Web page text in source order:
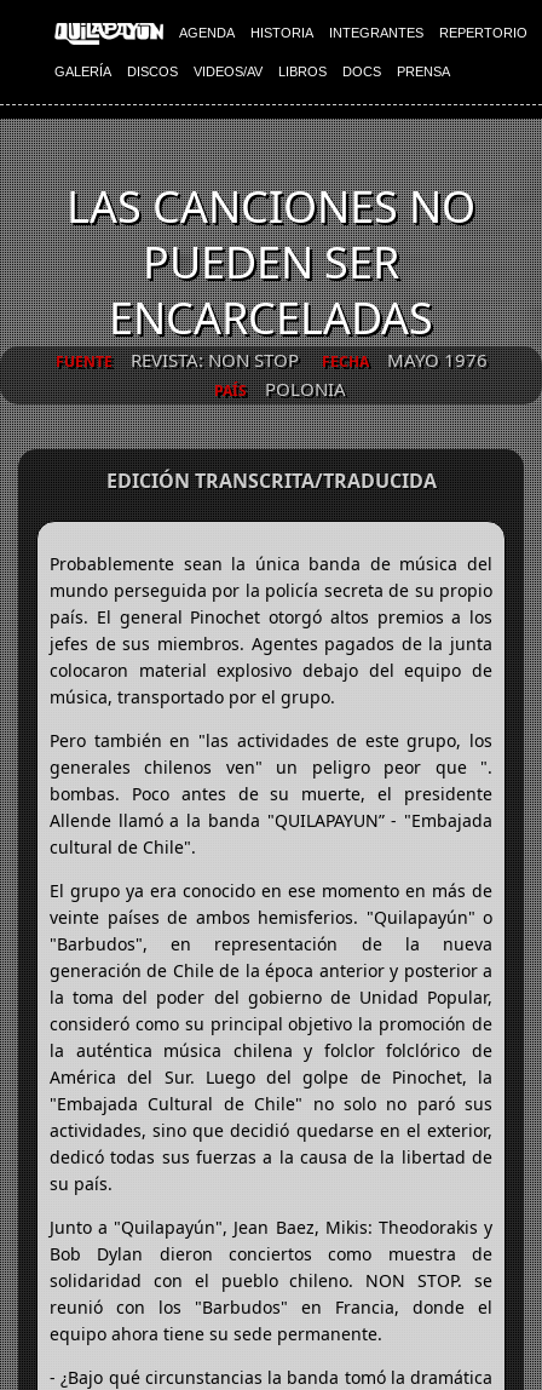
AGENDA HISTORIA INTEGRANTES REPERTORIO
GALERÍA DISCOS VIDEOS/AV LIBROS DOCS PRENSA
LAS CANCIONES NO
PUEDEN SER
ENCARCELADAS
FUENTE REVISTA: NON STOP FECHA MAYO 1976
PAÍS POLONIA
EDICIÓN TRANSCRITA/TRADUCIDA
Probablemente sean la única banda de música del
mundo perseguida por la policía secreta de su propio
país. El general Pinochet otorgó altos premios a los
jefes de sus miembros. Agentes pagados de la junta
colocaron material explosivo debajo del equipo de
música, transportado por el grupo.
Pero también en "las actividades de este grupo, los
generales chilenos ven" un peligro peor que ".
bombas. Poco antes de su muerte, el presidente
Allende llamó a la banda "QUILAPAYUN” - "Embajada
cultural de Chile".
El grupo ya era conocido en ese momento en más de
veinte países de ambos hemisferios. "Quilapayún" o
"Barbudos", en representación de la nueva
generación de Chile de la época anterior y posterior a
la toma del poder del gobierno de Unidad Popular,
consideró como su principal objetivo la promoción de
la auténtica música chilena y folclor folclórico de
América del Sur. Luego del golpe de Pinochet, la
"Embajada Cultural de Chile" no solo no paró sus
actividades, sino que decidió quedarse en el exterior,
dedicó todas sus fuerzas a la causa de la libertad de
su país.
Junto a "Quilapayún", Jean Baez, Mikis: Theodorakis y
Bob Dylan dieron conciertos como muestra de
solidaridad con el pueblo chileno. NON STOP. se
reunió con los "Barbudos" en Francia, donde el
equipo ahora tiene su sede permanente.
- ¿Bajo qué circunstancias la banda tomó la dramática